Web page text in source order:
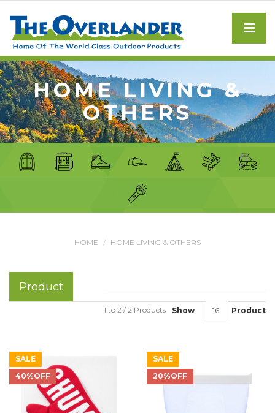
HOME LIVING &
OTHERS
HOME HOME LIVING & OTHERS
Product
Show Product
1 to 2 / 2 Products
SALE
40%OFF
SALE
20%OFF